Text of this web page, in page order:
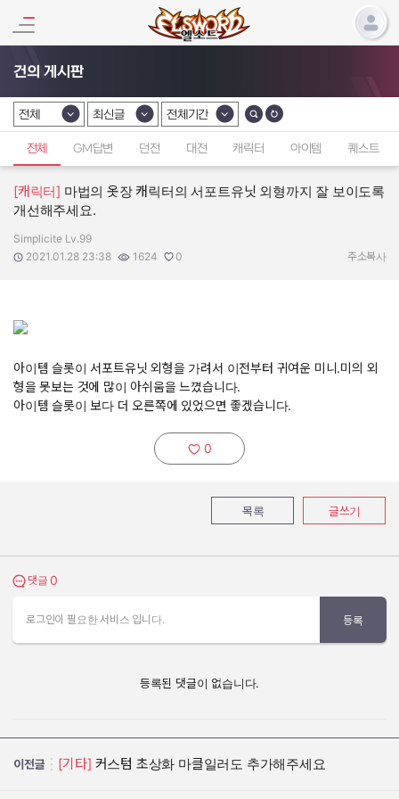
건의 게시판
카테고리 선택
전체
카테고리 선택
최신글
카테고리 선택
전체기간
전체 GM답변 던전 대전 캐릭터 아이템 퀘스트
[캐릭터] 마법의 옷장 캐릭터의 서포트유닛 외형까지 잘 보이도록
개선해주세요.
작성자:
Simplicite Lv.99
작성일:
2021.01.28 23:38
조회수:
1624
추천수:
0 주소복사
아이템 슬롯이 서포트유닛 외형을 가려서 이전부터 귀여운 미니.미의 외
형을 못보는 것에 많이 아쉬움을 느꼈습니다.
아이템 슬롯이 보다 더 오른쪽에 있었으면 좋겠습니다.
추천하기:
0
목록 글쓰기
댓글 보기
댓글 0
로그인이 필요한 서비스 입니다. 등록
등록된 댓글이 없습니다.
이전글 [기타] 커스텀 초상화 마클일러도 추가해주세요